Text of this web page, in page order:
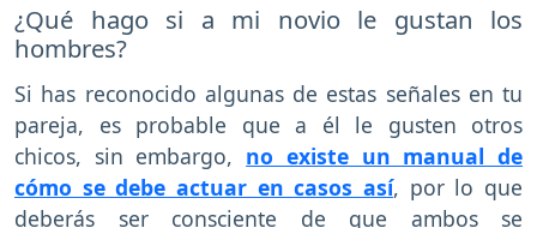
¿Qué hago si a mi novio le gustan los
hombres?
Si has reconocido algunas de estas señales en tu
pareja, es probable que a él le gusten otros
chicos, sin embargo, no existe un manual de
cómo se debe actuar en casos así, por lo que
deberás ser consciente de que ambos se